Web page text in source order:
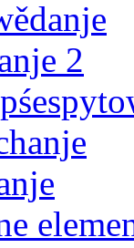
2